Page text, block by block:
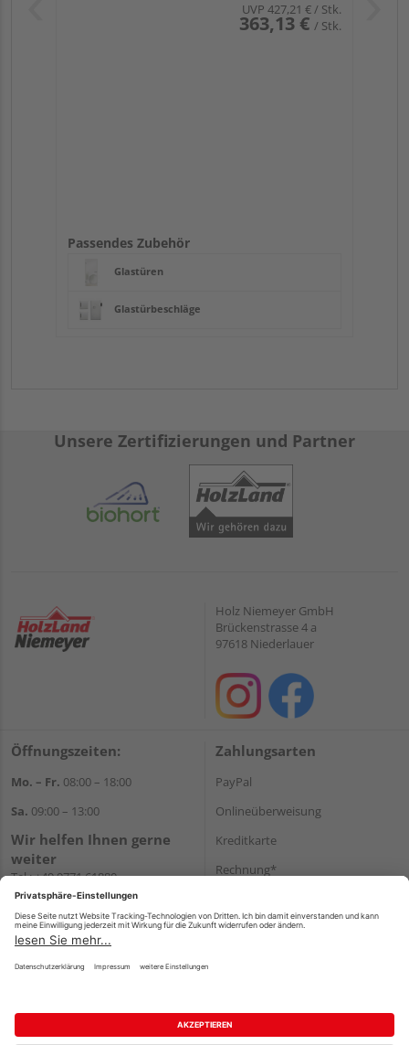
UVP 427,21 €/ Stk.
363,13 € / Stk.
Passendes Zubehör
Glastüren
Glastürbeschläge
Unsere Zertifizierungen und Partner
Holz Niemeyer GmbH
Brückenstrasse 4 a
97618 Niederlauer
Öffnungszeiten:
Mo. – Fr. 08:00 – 18:00
Sa. 09:00 – 13:00
Wir helfen Ihnen gerne
weiter
Tel.:+49 9771 61880
E-Mail:info@holzland-
niemeyer.de
Zahlungsarten
PayPal
Onlineüberweisung
Kreditkarte
Rechnung*
Versand
Impressum AGB Widerruf
Datenschutz